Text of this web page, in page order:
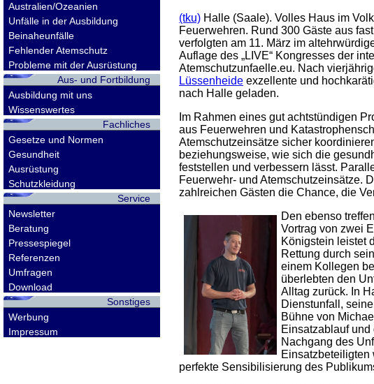
Australien/Ozeanien
Unfälle in der Ausbildung
Beinaheunfälle
Fehlender Atemschutz
Probleme mit der Ausrüstung
Aus- und Fortbildung
Ausbildung mit uns
Wissenswertes
Fachliches
Gesetze und Normen
Gesundheit
Ausrüstung
Schutzkleidung
Service
Newsletter
Beratung
Pressespiegel
Referenzen
Umfragen
Download
Sonstiges
Werbung
Impressum
(tku) Halle (Saale). Volles Haus im
Feuerwehren. Rund 300 Gäste aus
verfolgten am 11. März im
Auflage des „LIVE“ Kongresses der
Atemschutzunfaelle.eu. Nach
Lüssenheide exzellente und
nach Halle geladen.
Im Rahmen eines gut achtstündigen
aus Feuerwehren und
Atemschutzeinsätze sicher
beziehungsweise, wie sich die
feststellen und verbessern lässt.
Feuerwehr- und Atemschutzeinsätze.
zahlreichen Gästen die Chance, die
Den ebenso
Vortrag von zwei
Königstein leistet
Rettung durch
einem Kollegen
überlebten den
Alltag zurück. In
Dienstunfall,
Bühne von
Einsatzablauf
Nachgang des
Einsatzbeteiligten
perfekte Sensibilisierung des